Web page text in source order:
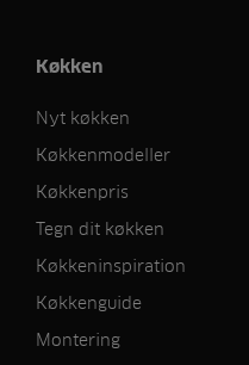
Køkken
Nyt køkken
Køkkenmodeller
Køkkenpris
Tegn dit køkken
Køkkeninspiration
Køkkenguide
Montering